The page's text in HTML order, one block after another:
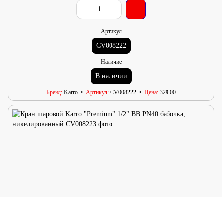
Артикул
CV008222
Наличие
В наличии
Бренд Karro Артикул CV008222 Цена 329.00